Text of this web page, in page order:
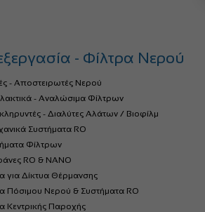
- Φίλτρα Νερού
- Αποστειρωτές Νερού
- Αναλώσιμα Φίλτρων
- Διαλύτες Αλάτων / Βιοφίλμ
Συστήματα RO
Φίλτρων
RO & NANO
για Δίκτυα Θέρμανσης
Πόσιμου Νερού & Συστήματα RO
Κεντρικής Παροχής